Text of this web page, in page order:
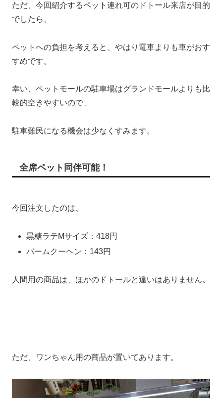
ただ、今回紹介するペット連れ可のドトール来店が目的
でしたら、
ペットへの負担を考えると、やはり電車よりも車がおす
すめです。
幸い、ペットモールの駐車場はグランドモールよりも比
較的空きやすいので、
駐車難民になる機会は少なくすみます。
全席ペット同伴可能！
今回注文したのは、
黒糖ラテMサイズ：418円
バームクーヘン：143円
人間用の商品は、ほかのドトールと違いはありません。
ただ、ワンちゃん用の商品が置いてあります。